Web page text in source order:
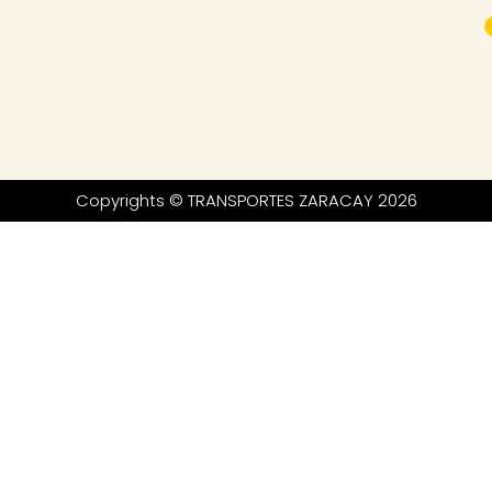
Copyrights © TRANSPORTES ZARACAY 2026